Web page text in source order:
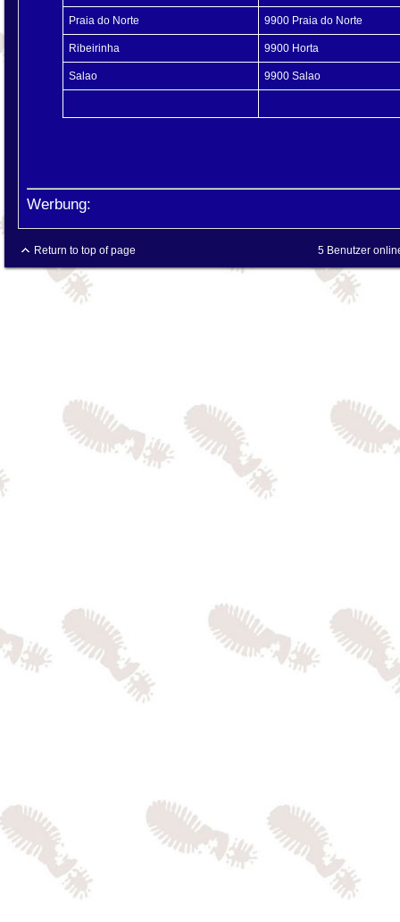
Praia do Norte 9900 Praia do Norte
Ribeirinha 9900 Horta
Salao 9900 Salao
Werbung:
Return to top of page 5 Benutzer